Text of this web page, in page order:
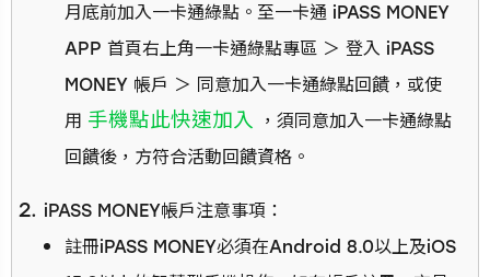
月底前加入一卡通綠點。至一卡通 iPASS MONEY
APP 首頁右上角一卡通綠點專區 ＞ 登入 iPASS
MONEY 帳戶 ＞ 同意加入一卡通綠點回饋，或使
用 手機點此快速加入
，須同意加入一卡通綠點
回饋後，方符合活動回饋資格。
iPASS MONEY帳戶注意事項：
註冊iPASS MONEY必須在Android 8.0以上及iOS